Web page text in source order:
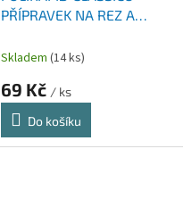
PŘÍPRAVEK NA REZ A
Skladem (14 ks)
69 Kč / ks
Do košíku